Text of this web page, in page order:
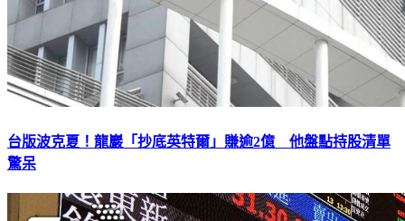
台版波克夏！龍巖「抄底英特爾」賺逾2億 他盤點持股清單
驚呆